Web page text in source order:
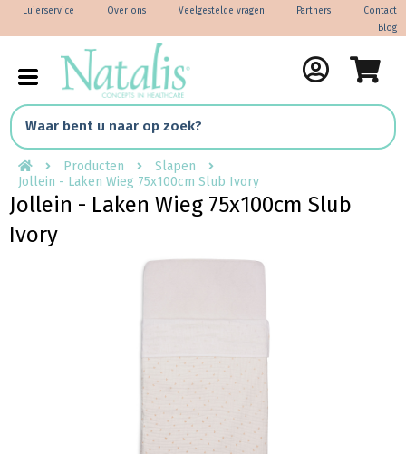
Contact
Partners
Veelgestelde vragen
Over ons
Luierservice
Blog
Producten
Slapen
Jollein - Laken Wieg 75x100cm Slub Ivory
Jollein - Laken Wieg 75x100cm Slub
Ivory